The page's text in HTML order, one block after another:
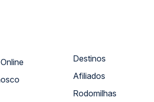
Atendimento Online
Destinos
Afiliados
Rodomilhas